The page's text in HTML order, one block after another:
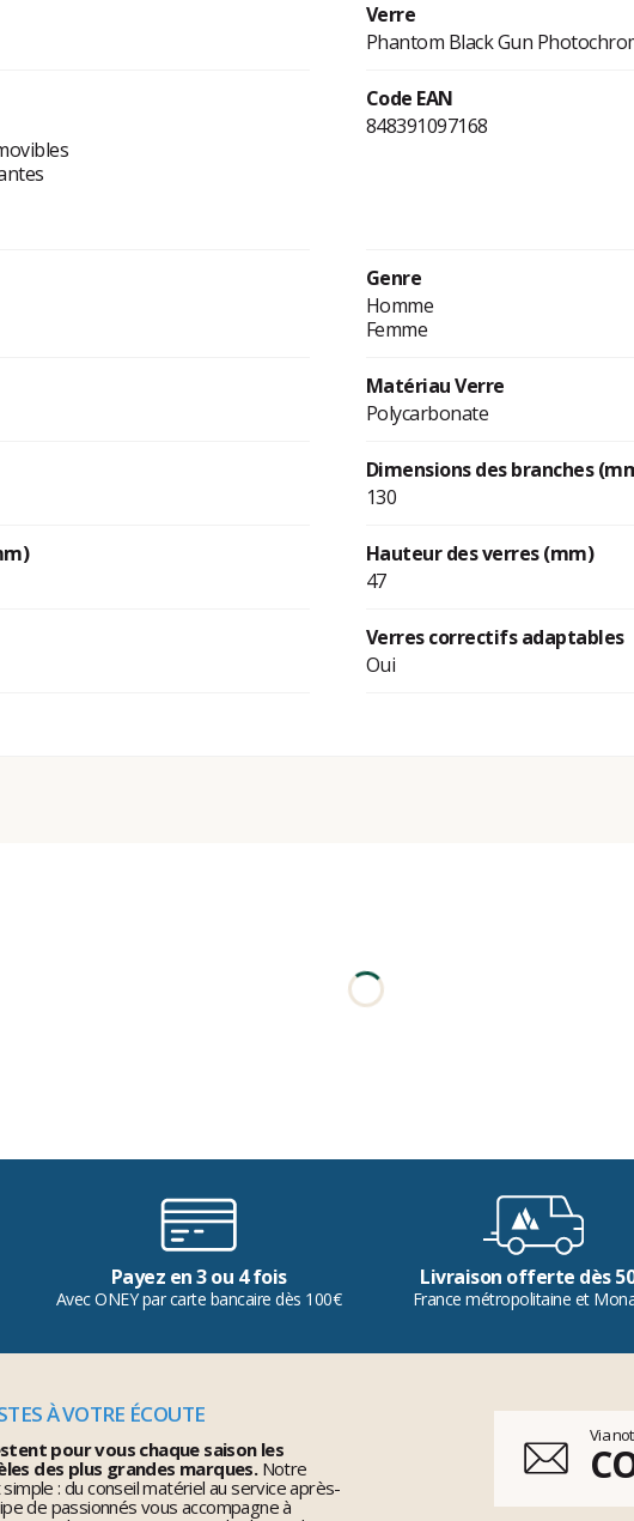
Verre
Phantom Black Gun
Code EAN
848391097168
Genre
Homme
Femme
Matériau Verre
Polycarbonate
Dimensions des branches
130
Hauteur des verres (mm)
47
Verres correctifs adaptables
Oui
Payez en 3 ou 4 fois
Avec ONEY par carte bancaire dès 100€
Livraison offerte dès
France métropolitaine et
À VOTRE ÉCOUTE
pour vous chaque saison les
des plus grandes marques.Notre
: du conseil matériel au service après-
de passionnés vous accompagne à
Via